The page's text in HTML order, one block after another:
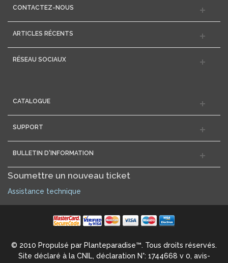
CONTACTEZ-NOUS
ARTICLES RÉCENTS
RÉSEAU SOCIAUX
CATALOGUE
SUPPORT
BULLETIN D'INFORMATION
Soumettre un nouveau ticket
Assistance technique
© 2010 Propulsé par Planteparadise™. Tous droits réservés.
Site déclaré à la CNIL, déclaration N°: 1744668 v 0, avis-